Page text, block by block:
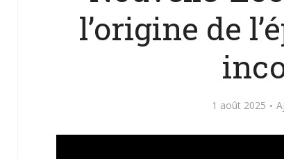
l’origine de
1 août 2025